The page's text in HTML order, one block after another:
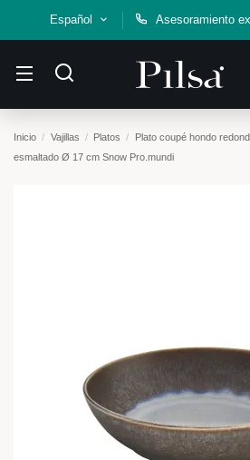
Español Asesoramiento
Inicio Vajillas Platos
Plato coupé hondo
esmaltado Ø 17 cm Snow Pro.mundi